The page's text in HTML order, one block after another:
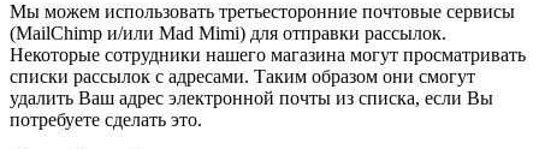
Мы можем использовать третьесторонние почтовые сервисы
(MailChimp и/или Mad Mimi) для отправки рассылок.
Некоторые сотрудники нашего магазина могут просматривать
списки рассылок с адресами. Таким образом они смогут
удалить Ваш адрес электронной почты из списка, если Вы
потребуете сделать это.